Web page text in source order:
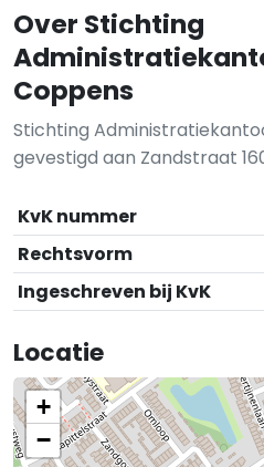
Over Stichting
Coppens
Stichting
gevestigd aan Zandstraat
KvK nummer
Rechtsvorm
Ingeschreven bij KvK
Locatie
+
−